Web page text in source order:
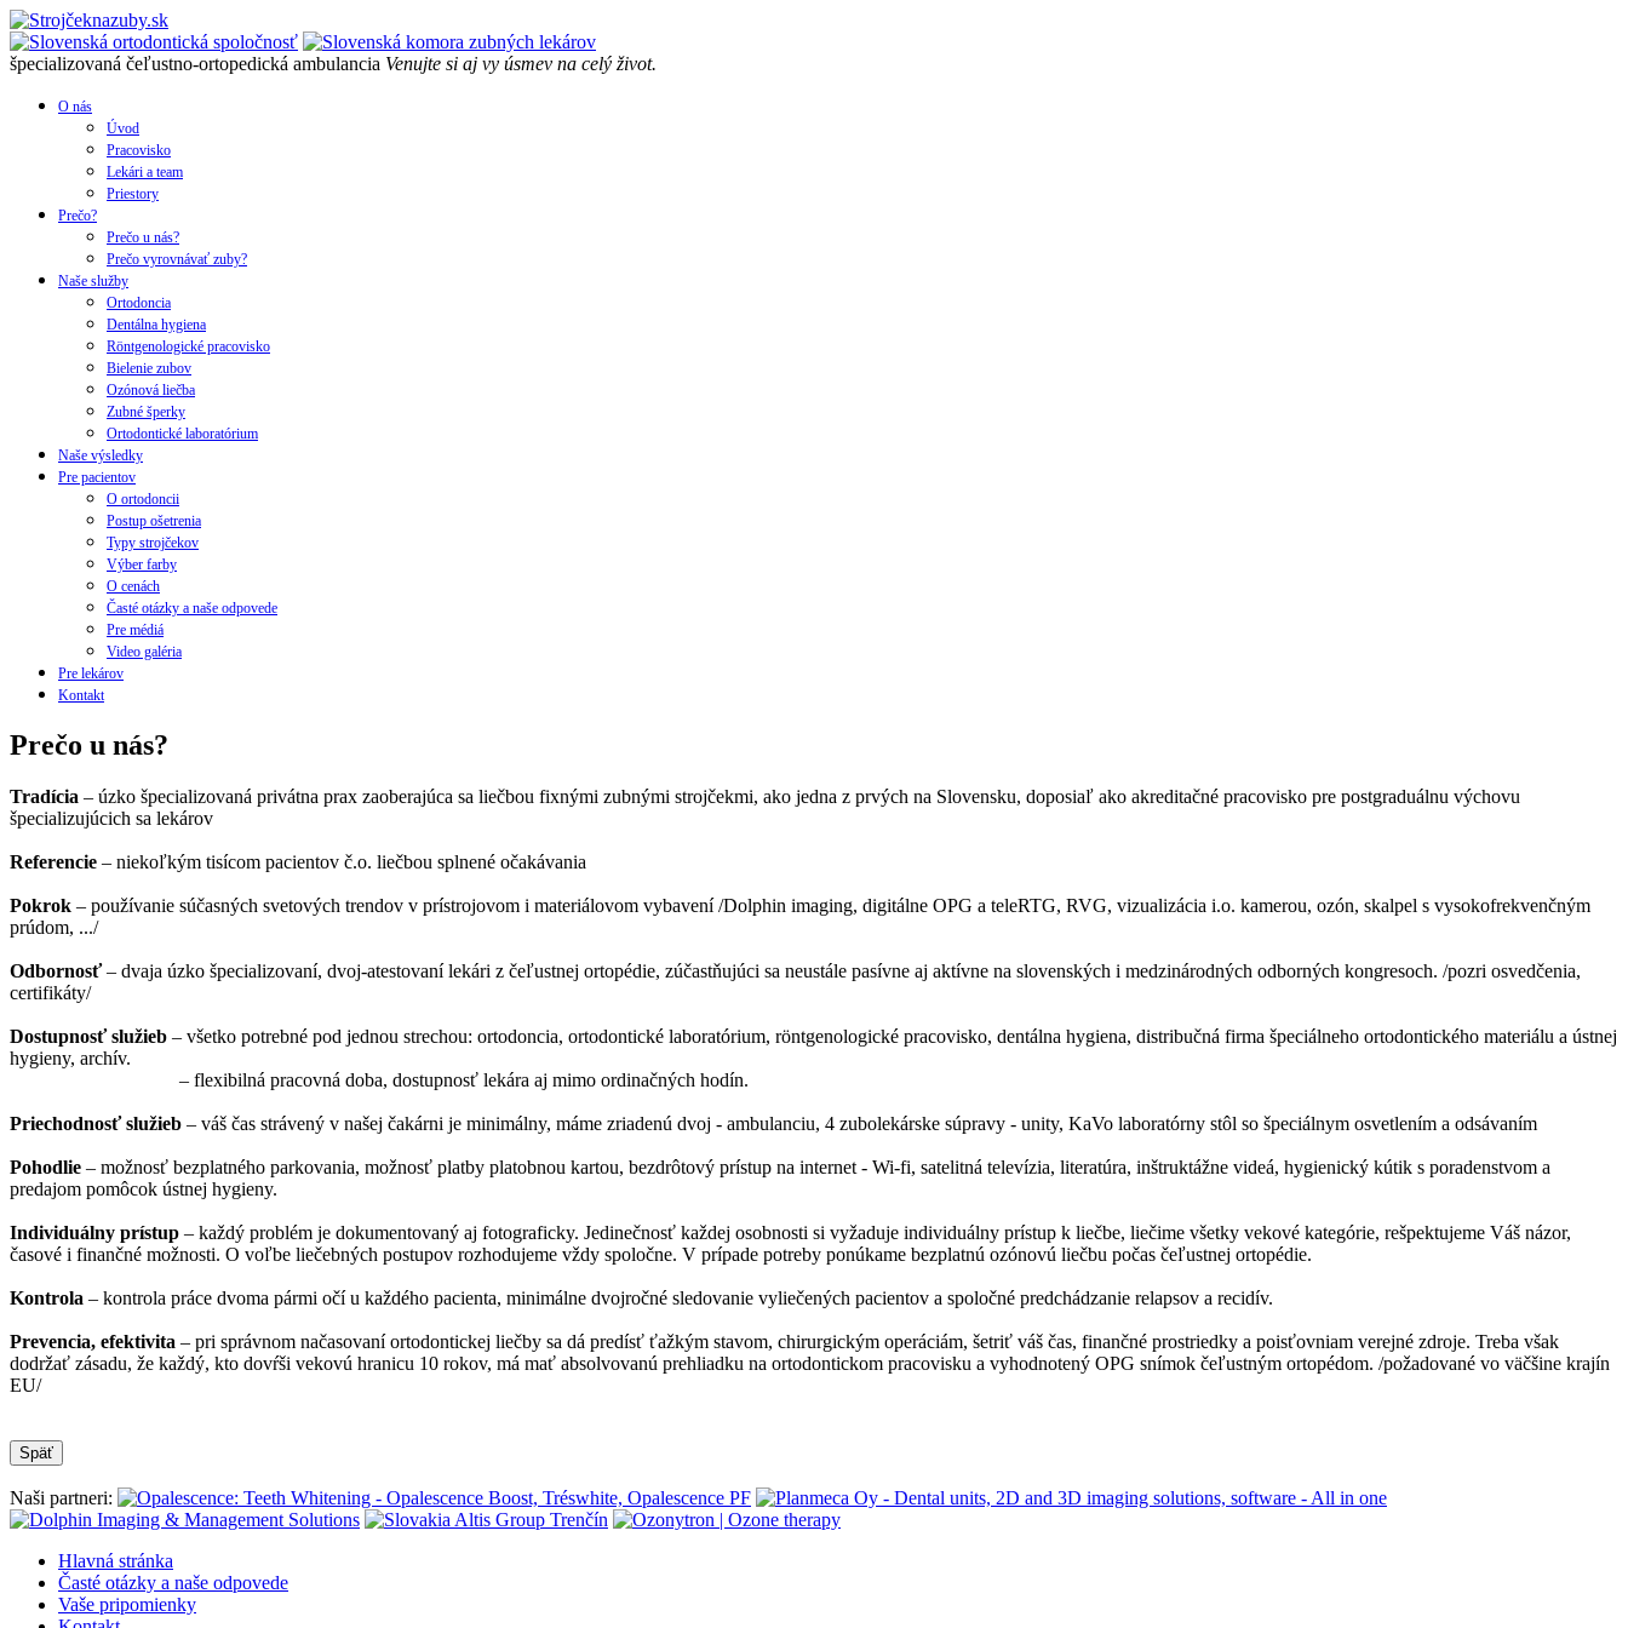
špecializovaná čeľustno-ortopedická ambulancia Venujte si aj vy úsmev na celý život.
O nás
Úvod
Pracovisko
Lekári a team
Priestory
Prečo?
Prečo u nás?
Prečo vyrovnávať zuby?
Naše služby
Ortodoncia
Dentálna hygiena
Röntgenologické pracovisko
Bielenie zubov
Ozónová liečba
Zubné šperky
Ortodontické laboratórium
Naše výsledky
Pre pacientov
O ortodoncii
Postup ošetrenia
Typy strojčekov
Výber farby
O cenách
Časté otázky a naše odpovede
Pre médiá
Video galéria
Pre lekárov
Kontakt
Prečo u nás?
Tradícia – úzko špecializovaná privátna prax zaoberajúca sa liečbou fixnými zubnými strojčekmi, ako jedna z prvých na Slovensku, doposiaľ ako akreditačné pracovisko pre postgraduálnu výchovu
špecializujúcich sa lekárov
Referencie – niekoľkým tisícom pacientov č.o. liečbou splnené očakávania
Pokrok – používanie súčasných svetových trendov v prístrojovom i materiálovom vybavení /Dolphin imaging, digitálne OPG a teleRTG, RVG, vizualizácia i.o. kamerou, ozón, skalpel s vysokofrekvenčným
prúdom, .../
Odbornosť– dvaja úzko špecializovaní, dvoj-atestovaní lekári z čeľustnej ortopédie, zúčastňujúci sa neustále pasívne aj aktívne na slovenských i medzinárodných odborných kongresoch. /pozri osvedčenia,
certifikáty/
Dostupnosť služieb – všetko potrebné pod jednou strechou: ortodoncia, ortodontické laboratórium, röntgenologické pracovisko, dentálna hygiena, distribučná firma špeciálneho ortodontického materiálu a ústnej
hygieny, archív.
– flexibilná pracovná doba, dostupnosť lekára aj mimo ordinačných hodín.
Priechodnosť služieb – váš čas strávený v našej čakárni je minimálny, máme zriadenú dvoj - ambulanciu, 4 zubolekárske súpravy - unity, KaVo laboratórny stôl so špeciálnym osvetlením a odsávaním
Pohodlie – možnosť bezplatného parkovania, možnosť platby platobnou kartou, bezdrôtový prístup na internet - Wi-fi, satelitná televízia, literatúra, inštruktážne videá, hygienický kútik s poradenstvom a
predajom pomôcok ústnej hygieny.
Individuálny prístup – každý problém je dokumentovaný aj fotograficky. Jedinečnosť každej osobnosti si vyžaduje individuálny prístup k liečbe, liečime všetky vekové kategórie, rešpektujeme Váš názor,
časové i finančné možnosti. O voľbe liečebných postupov rozhodujeme vždy spoločne. V prípade potreby ponúkame bezplatnú ozónovú liečbu počas čeľustnej ortopédie.
Kontrola – kontrola práce dvoma pármi očí u každého pacienta, minimálne dvojročné sledovanie vyliečených pacientov a spoločné predchádzanie relapsov a recidív.
Prevencia, efektivita – pri správnom načasovaní ortodontickej liečby sa dá predísť ťažkým stavom, chirurgickým operáciám, šetriť váš čas, finančné prostriedky a poisťovniam verejné zdroje. Treba však
dodržať zásadu, že každý, kto dovŕši vekovú hranicu 10 rokov, má mať absolvovanú prehliadku na ortodontickom pracovisku a vyhodnotený OPG snímok čeľustným ortopédom. /požadované vo väčšine krajín
EU/
Naši partneri:
Hlavná stránka
Časté otázky a naše odpovede
Vaše pripomienky